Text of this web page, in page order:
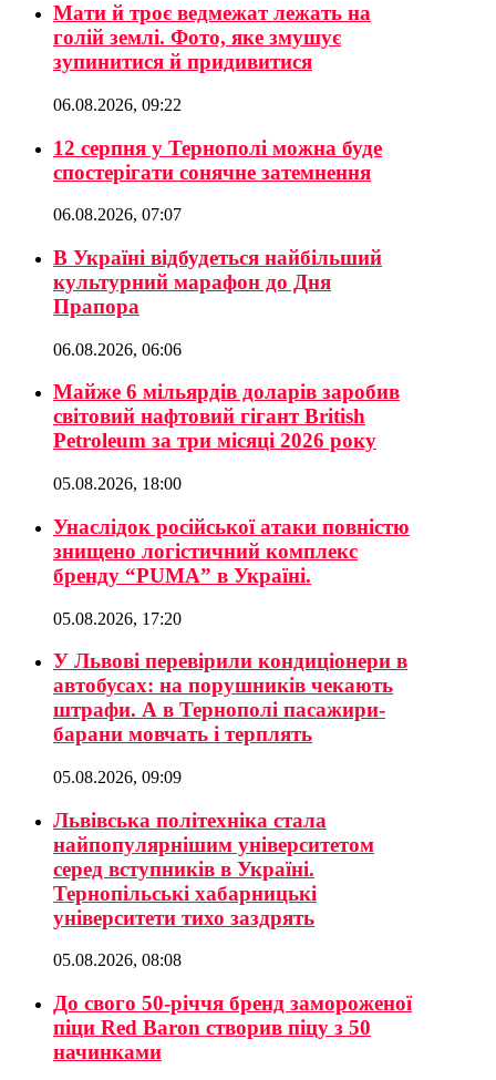
Мати й троє ведмежат лежать на
голій землі. Фото, яке змушує
зупинитися й придивитися
06.08.2026, 09:22
12 серпня у Тернополі можна буде
спостерігати сонячне затемнення
06.08.2026, 07:07
В Україні відбудеться найбільший
культурний марафон до Дня
Прапора
06.08.2026, 06:06
Майже 6 мільярдів доларів заробив
світовий нафтовий гігант British
Petroleum за три місяці 2026 року
05.08.2026, 18:00
Унаслідок російської атаки повністю
знищено логістичний комплекс
бренду “PUMA” в Україні.
05.08.2026, 17:20
У Львові перевірили кондиціонери в
автобусах: на порушників чекають
штрафи. А в Тернополі пасажири-
барани мовчать і терплять
05.08.2026, 09:09
Львівська політехніка стала
найпопулярнішим університетом
серед вступників в Україні.
Тернопільські хабарницькі
університети тихо заздрять
05.08.2026, 08:08
До свого 50-річчя бренд замороженої
піци Red Baron створив піцу з 50
начинками